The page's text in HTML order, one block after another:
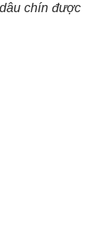
chín được